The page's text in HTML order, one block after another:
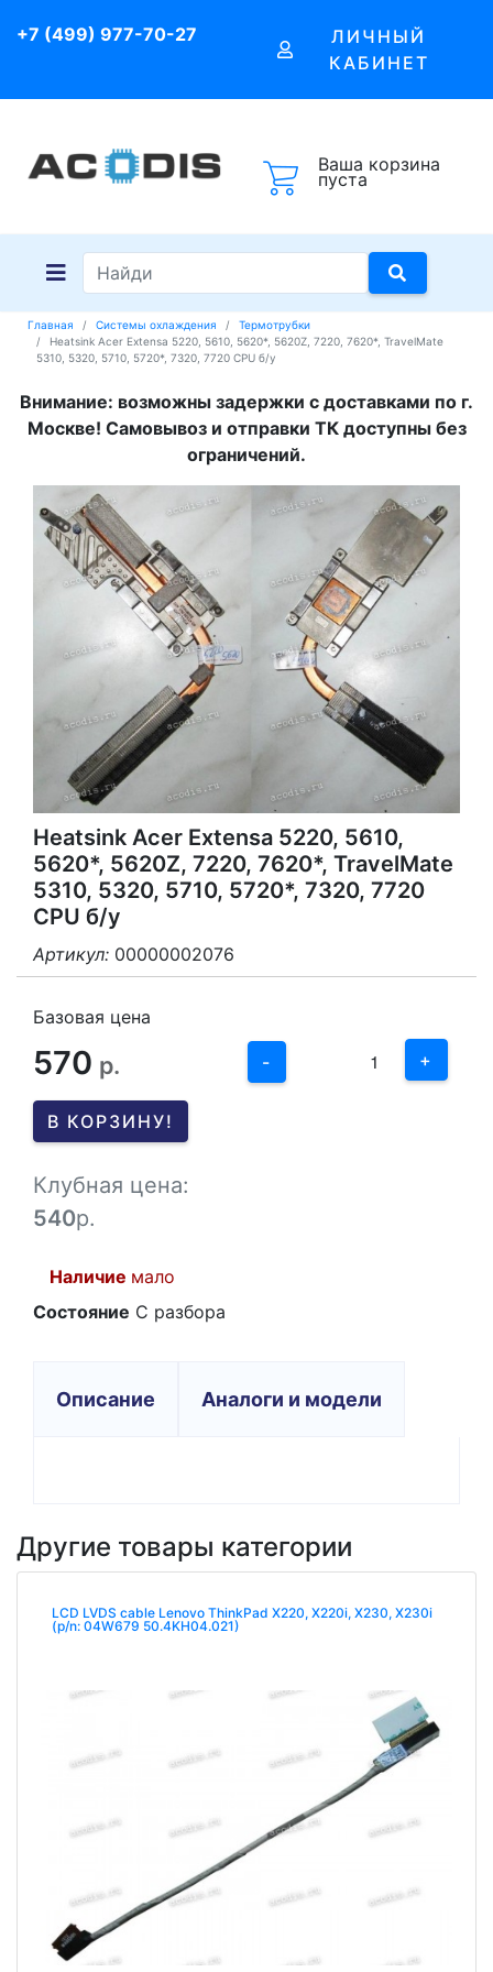
+7 (499) 977-70-27
ЛИЧНЫЙ
КАБИНЕТ
Ваша корзина
пуста
Главная Системы охлаждения
Термотрубки
Heatsink Acer Extensa 5220, 5610, 5620*, 5620Z, 7220, 7620*, TravelMate
5310, 5320, 5710, 5720*, 7320, 7720 CPU б/у
Внимание: возможны задержки с доставками по г.
Москве! Самовывоз и отправки ТК доступны без
ограничений.
Heatsink Acer Extensa 5220, 5610,
5620*, 5620Z, 7220, 7620*, TravelMate
5310, 5320, 5710, 5720*, 7320, 7720
CPU б/у
Артикул: 00000002076
Базовая цена
570 р. -
3
1
+
В КОРЗИНУ!
Клубная цена:
540р.
Наличие мало
Состояние С разбора
Описание Аналоги и модели
Другие товары категории
LCD LVDS cable Lenovo ThinkPad X220, X220i, X230, X230i
(p/n: 04W679 50.4KH04.021)